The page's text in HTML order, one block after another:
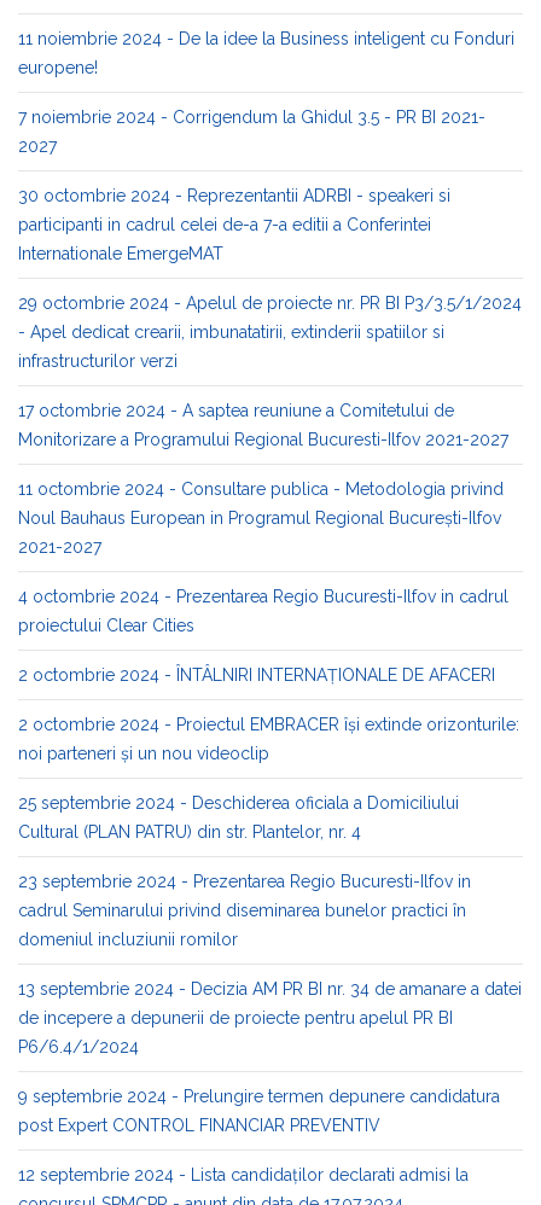
11 noiembrie 2024 - De la idee la Business inteligent cu Fonduri
europene!
7 noiembrie 2024 - Corrigendum la Ghidul 3.5 - PR BI 2021-
2027
30 octombrie 2024 - Reprezentantii ADRBI - speakeri si
participanti in cadrul celei de-a 7-a editii a Conferintei
Internationale EmergeMAT
29 octombrie 2024 - Apelul de proiecte nr. PR BI P3/3.5/1/2024
- Apel dedicat crearii, imbunatatirii, extinderii spatiilor si
infrastructurilor verzi
17 octombrie 2024 - A saptea reuniune a Comitetului de
Monitorizare a Programului Regional Bucuresti-Ilfov 2021-2027
11 octombrie 2024 - Consultare publica - Metodologia privind
Noul Bauhaus European in Programul Regional București-Ilfov
2021-2027
4 octombrie 2024 - Prezentarea Regio Bucuresti-Ilfov in cadrul
proiectului Clear Cities
2 octombrie 2024 - ÎNTÂLNIRI INTERNAȚIONALE DE AFACERI
2 octombrie 2024 - Proiectul EMBRACER își extinde orizonturile:
noi parteneri și un nou videoclip
25 septembrie 2024 - Deschiderea oficiala a Domiciliului
Cultural (PLAN PATRU) din str. Plantelor, nr. 4
23 septembrie 2024 - Prezentarea Regio Bucuresti-Ilfov in
cadrul Seminarului privind diseminarea bunelor practici în
domeniul incluziunii romilor
13 septembrie 2024 - Decizia AM PR BI nr. 34 de amanare a datei
de incepere a depunerii de proiecte pentru apelul PR BI
P6/6.4/1/2024
9 septembrie 2024 - Prelungire termen depunere candidatura
post Expert CONTROL FINANCIAR PREVENTIV
12 septembrie 2024 - Lista candidaților declarati admisi la